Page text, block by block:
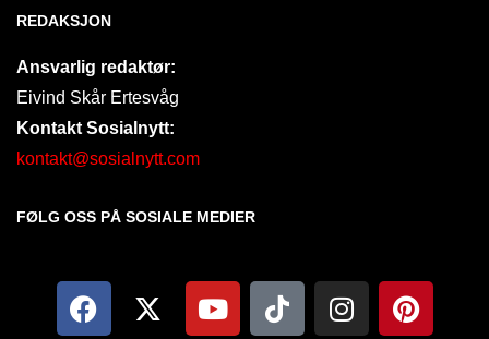
REDAKSJON
Ansvarlig redaktør:
Eivind Skår Ertesvåg
Kontakt Sosialnytt:
kontakt@sosialnytt.com
FØLG OSS PÅ SOSIALE MEDIER​